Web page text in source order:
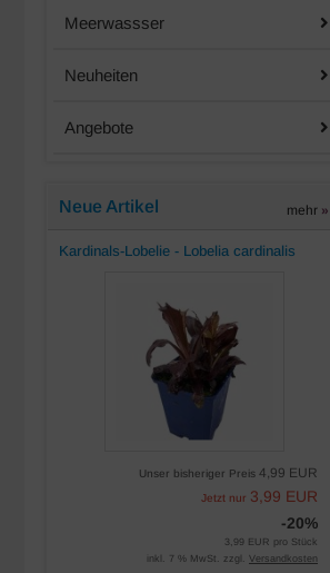
Koifutter Mix 6mm
Unser bisheriger Preis
Jetzt nur
inkl. 7 % MwSt. zzgl.
Meerwassser
Neuheiten
Angebote
Neue Artikel mehr »
Kardinals-Lobelie - Lobelia cardinalis
Unser bisheriger Preis 4,99 EUR
Jetzt nur 3,99 EUR
-20%
3,99 EUR pro Stück
inkl. 7 % MwSt. zzgl. Versandkosten